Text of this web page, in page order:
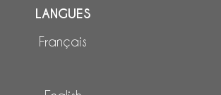
LANGUES
Français